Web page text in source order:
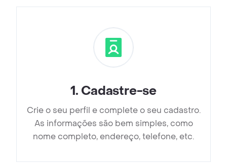
1. Cadastre-se
Crie o seu perfil e complete o seu cadastro.
As informações são bem simples, como
nome completo, endereço, telefone, etc.